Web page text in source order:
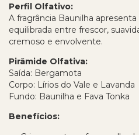
Perfil Olfativo:
A fragrância Baunilha
equilibrada entre frescor,
cremoso e envolvente.
Pirâmide Olfativa:
Saída: Bergamota
Corpo: Lírios do Vale e Lavanda
Fundo: Baunilha e Fava Tonka
Benefícios: